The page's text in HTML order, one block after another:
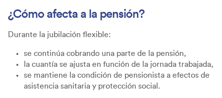
¿Cómo afecta a la pensión?
Durante la jubilación flexible:
se continúa cobrando una parte de la pensión,
la cuantía se ajusta en función de la jornada trabajada,
se mantiene la condición de pensionista a efectos de
asistencia sanitaria y protección social.